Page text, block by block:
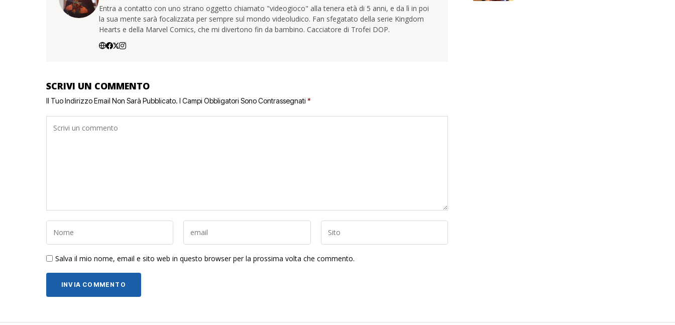
Entra a contatto con uno strano oggetto chiamato "videogioco" alla tenera età di 5 anni, e da lì in poi
la sua mente sarà focalizzata per sempre sul mondo videoludico. Fan sfegatato della serie Kingdom
Hearts e della Marvel Comics, che mi divertono fin da bambino. Cacciatore di Trofei DOP.
SCRIVI UN COMMENTO
Il Tuo Indirizzo Email Non Sarà Pubblicato. I Campi Obbligatori Sono Contrassegnati *
Salva il mio nome, email e sito web in questo browser per la prossima volta che commento.